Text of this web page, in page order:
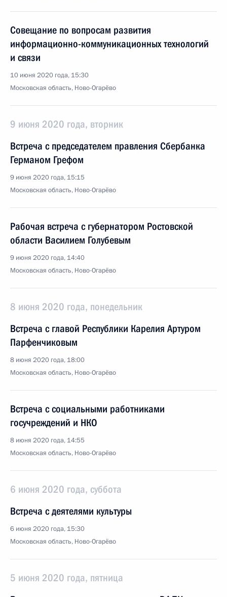
Совещание по вопросам развития
информационно-коммуникационных технологий
и связи
10 июня 2020 года, 15:30
Московская область, Ново-Огарёво
9 июня 2020 года, вторник
Встреча с председателем правления Сбербанка
Германом Грефом
9 июня 2020 года, 15:15
Московская область, Ново-Огарёво
Рабочая встреча с губернатором Ростовской
области Василием Голубевым
9 июня 2020 года, 14:40
Московская область, Ново-Огарёво
8 июня 2020 года, понедельник
Встреча с главой Республики Карелия Артуром
Парфенчиковым
8 июня 2020 года, 18:00
Московская область, Ново-Огарёво
Встреча с социальными работниками
госучреждений и НКО
8 июня 2020 года, 14:55
Московская область, Ново-Огарёво
6 июня 2020 года, суббота
Встреча с деятелями культуры
6 июня 2020 года, 15:30
Московская область, Ново-Огарёво
5 июня 2020 года, пятница